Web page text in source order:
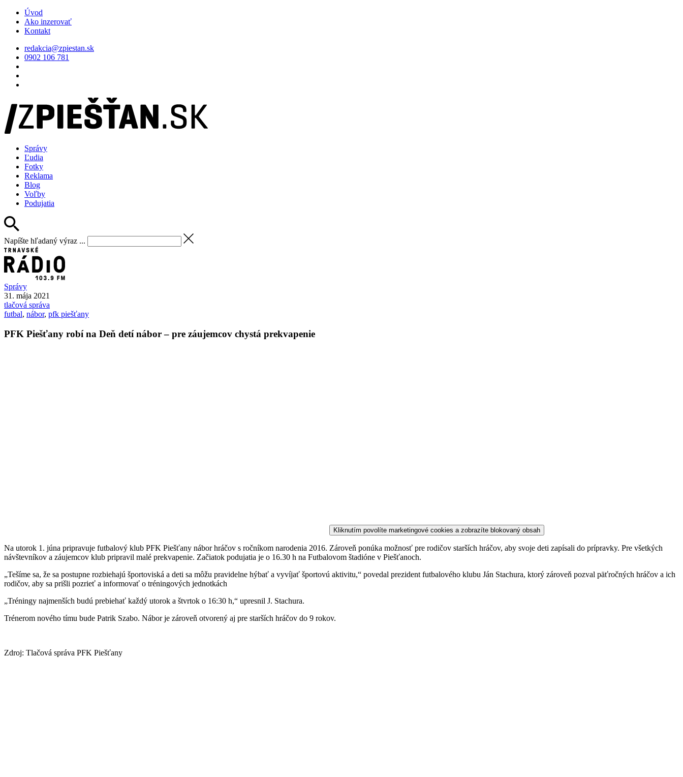
Úvod
Ako inzerovať
Kontakt
redakcia@zpiestan.sk
0902 106 781
Správy
Ľudia
Fotky
Reklama
Blog
Voľby
Podujatia
Napíšte hľadaný výraz ...
Správy
31. mája 2021
tlačová správa
futbal, nábor, pfk piešťany
PFK Piešťany robí na Deň detí nábor – pre záujemcov chystá prekvapenie
Kliknutím povolíte marketingové cookies a zobrazíte blokovaný obsah
Na utorok 1. júna pripravuje futbalový klub PFK Piešťany nábor hráčov s ročníkom narodenia 2016. Zároveň ponúka možnosť pre rodičov starších hráčov, aby svoje deti zapísali do prípravky. Pre všetkých
návštevníkov a záujemcov klub pripravil malé prekvapenie. Začiatok podujatia je o 16.30 h na Futbalovom štadióne v Piešťanoch.
„Tešíme sa, že sa postupne rozbiehajú športoviská a deti sa môžu pravidelne hýbať a vyvíjať športovú aktivitu,“ povedal prezident futbalového klubu Ján Stachura, ktorý zároveň pozval päťročných hráčov a ich
rodičov, aby sa prišli pozrieť a informovať o tréningových jednotkách
„Tréningy najmenších budú prebiehať každý utorok a štvrtok o 16:30 h,“ upresnil J. Stachura.
Trénerom nového tímu bude Patrik Szabo. Nábor je zároveň otvorený aj pre starších hráčov do 9 rokov.
Zdroj: Tlačová správa PFK Piešťany